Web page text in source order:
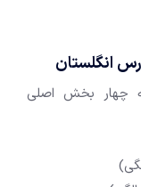
انگلستان
چهار بخش اصلی